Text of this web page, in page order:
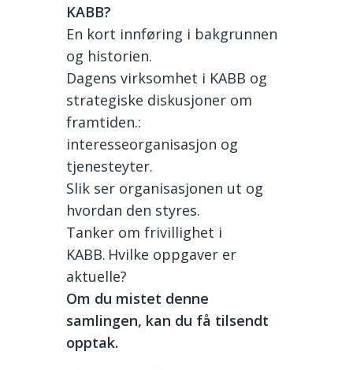
KABB?
En kort innføring i bakgrunnen
og historien.
Dagens virksomhet i KABB og
strategiske diskusjoner om
framtiden.:
interesseorganisasjon og
tjenesteyter.
Slik ser organisasjonen ut og
hvordan den styres.
Tanker om frivillighet i
KABB. Hvilke oppgaver er
aktuelle?
Om du mistet denne
samlingen, kan du få tilsendt
opptak.